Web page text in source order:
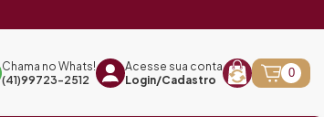
Chama no Whats!
(41)99723-2512
Acesse sua conta
Login/Cadastro
0